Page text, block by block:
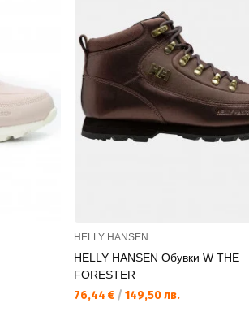
HELLY HANSEN
HELLY HANSEN Обувки W THE
FORESTER
76,44 € / 149,50 лв.